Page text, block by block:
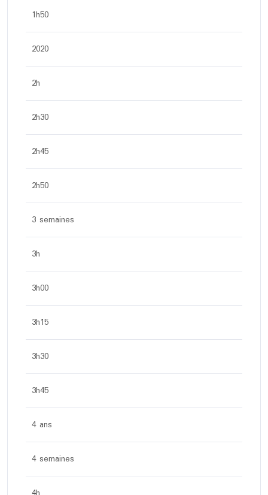
1h50
2020
2h
2h30
2h45
2h50
3 semaines
3h
3h00
3h15
3h30
3h45
4 ans
4 semaines